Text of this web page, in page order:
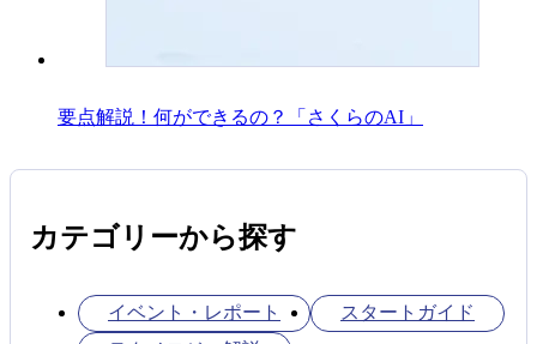
要点解説！何ができるの？「さくらのAI」
カテゴリーから探す
イベント・レポート
スタートガイド